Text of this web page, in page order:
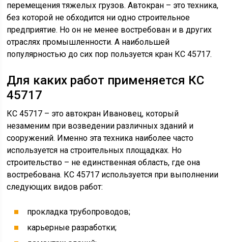
перемещения тяжелых грузов. Автокран – это техника,
без которой не обходится ни одно строительное
предприятие. Но он не менее востребован и в других
отраслях промышленности. А наибольшей
популярностью до сих пор пользуется кран КС 45717.
Для каких работ применяется КС
45717
КС 45717 – это автокран Ивановец, который
незаменим при возведении различных зданий и
сооружений. Именно эта техника наиболее часто
используется на строительных площадках. Но
строительство – не единственная область, где она
востребована. КС 45717 используется при выполнении
следующих видов работ:
прокладка трубопроводов;
карьерные разработки;